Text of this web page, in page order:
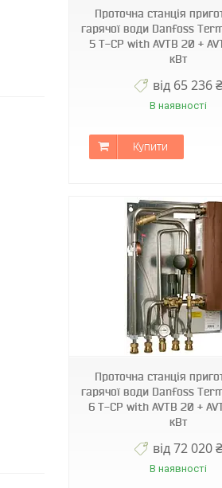
Проточна станція
гарячої води Danfoss
5 T-CP with AVTB 20 +
кВт
від 65 236 ₴
В наявності
Купити
Проточна станція
гарячої води Danfoss
6 T-CP with AVTB 20 +
кВт
від 72 020 ₴
В наявності